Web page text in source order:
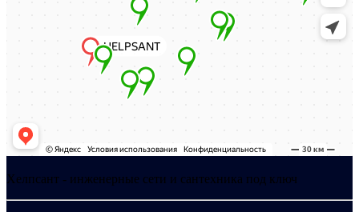
Хелпсант - инженерные сети и сантехника под ключ